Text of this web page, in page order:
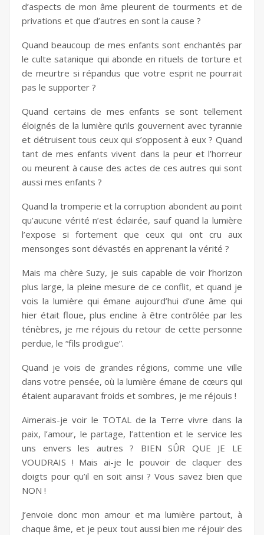
d’aspects de mon âme pleurent de tourments et de
privations et que d’autres en sont la cause ?
Quand beaucoup de mes enfants sont enchantés par
le culte satanique qui abonde en rituels de torture et
de meurtre si répandus que votre esprit ne pourrait
pas le supporter ?
Quand certains de mes enfants se sont tellement
éloignés de la lumière qu’ils gouvernent avec tyrannie
et détruisent tous ceux qui s’opposent à eux ? Quand
tant de mes enfants vivent dans la peur et l’horreur
ou meurent à cause des actes de ces autres qui sont
aussi mes enfants ?
Quand la tromperie et la corruption abondent au point
qu’aucune vérité n’est éclairée, sauf quand la lumière
l’expose si fortement que ceux qui ont cru aux
mensonges sont dévastés en apprenant la vérité ?
Mais ma chère Suzy, je suis capable de voir l’horizon
plus large, la pleine mesure de ce conflit, et quand je
vois la lumière qui émane aujourd’hui d’une âme qui
hier était floue, plus encline à être contrôlée par les
ténèbres, je me réjouis du retour de cette personne
perdue, le “fils prodigue”.
Quand je vois de grandes régions, comme une ville
dans votre pensée, où la lumière émane de cœurs qui
étaient auparavant froids et sombres, je me réjouis !
Aimerais-je voir le TOTAL de la Terre vivre dans la
paix, l’amour, le partage, l’attention et le service les
uns envers les autres ? BIEN SÛR QUE JE LE
VOUDRAIS ! Mais ai-je le pouvoir de claquer des
doigts pour qu’il en soit ainsi ? Vous savez bien que
NON !
J’envoie donc mon amour et ma lumière partout, à
chaque âme, et je peux tout aussi bien me réjouir des